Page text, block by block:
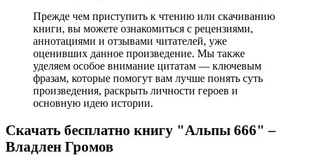
Прежде чем приступить к чтению или скачиванию
книги, вы можете ознакомиться с рецензиями,
аннотациями и отзывами читателей, уже
оценивших данное произведение. Мы также
уделяем особое внимание цитатам — ключевым
фразам, которые помогут вам лучше понять суть
произведения, раскрыть личности героев и
основную идею истории.
Скачать бесплатно книгу "Альпы 666" –
Владлен Громов